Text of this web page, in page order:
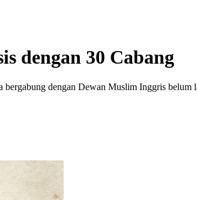
dengan 30 Cabang
dengan Dewan Muslim Inggris belum